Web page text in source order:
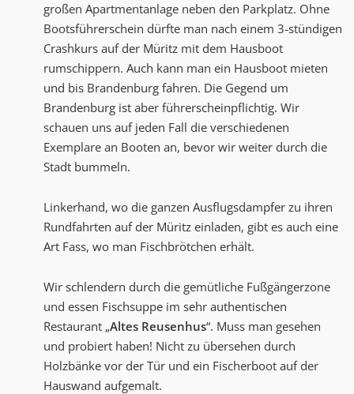
großen Apartmentanlage neben den Parkplatz. Ohne
Bootsführerschein dürfte man nach einem 3-stündigen
Crashkurs auf der Müritz mit dem Hausboot
rumschippern. Auch kann man ein Hausboot mieten
und bis Brandenburg fahren. Die Gegend um
Brandenburg ist aber führerscheinpflichtig. Wir
schauen uns auf jeden Fall die verschiedenen
Exemplare an Booten an, bevor wir weiter durch die
Stadt bummeln.
Linkerhand, wo die ganzen Ausflugsdampfer zu ihren
Rundfahrten auf der Müritz einladen, gibt es auch eine
Art Fass, wo man Fischbrötchen erhält.
Wir schlendern durch die gemütliche Fußgängerzone
und essen Fischsuppe im sehr authentischen
Restaurant „Altes Reusenhus“. Muss man gesehen
und probiert haben! Nicht zu übersehen durch
Holzbänke vor der Tür und ein Fischerboot auf der
Hauswand aufgemalt.